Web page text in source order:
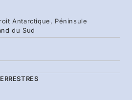
d’une lumière dorée et
Passez Noël à
où les poussins de
dans leurs colonies. Des
dessus de vos têtes aux
du détroit Antarctique et
Antarctique, Péninsule
du Sud